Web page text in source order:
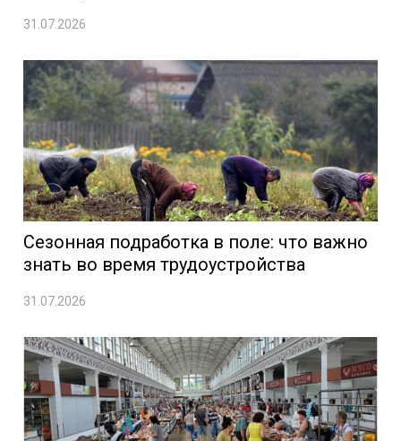
31.07.2026
Сезонная подработка в поле: что важно
знать во время трудоустройства
31.07.2026